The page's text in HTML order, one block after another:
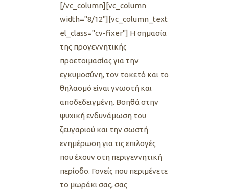
[/vc_column][vc_column
width="8/12"][vc_column_text
el_class="cv-fixer"] H σημασία
της προγεννητικής
προετοιμασίας για την
εγκυμοσύνη, τον τοκετό και το
θηλασμό είναι γνωστή και
αποδεδειγμένη. Βοηθά στην
ψυχική ενδυνάμωση του
ζευγαριού και την σωστή
ενημέρωση για τις επιλογές
που έχουν στη περιγεννητική
περίοδο. Γονείς που περιμένετε
το μωράκι σας, σας